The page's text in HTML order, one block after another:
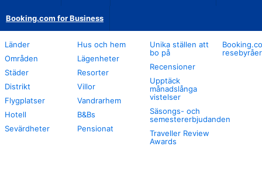
Booking.com for Business
Länder
Områden
Städer
Distrikt
Flygplatser
Hotell
Sevärdheter
Hus och hem
Lägenheter
Resorter
Villor
Vandrarhem
B&Bs
Pensionat
Unika ställen att
bo på
Recensioner
Upptäck
månadslånga
vistelser
Säsongs- och
semestererbjudanden
Traveller Review
Awards
resebyråer